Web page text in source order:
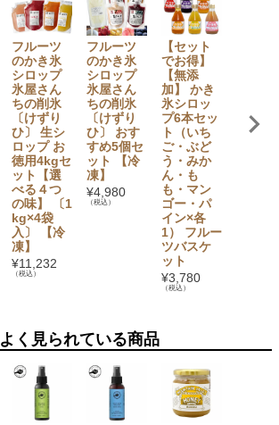
フルーツ
のかき氷
シロップ
氷屋さん
ちの削氷
〔けずり
ひ〕 生シ
ロップ お
徳用4kgセ
ット【選
べる４つ
の味】 〔1
kg×4袋
入〕 【冷
凍】
¥11,232
（税込）
フルーツ
のかき氷
シロップ
氷屋さん
ちの削氷
〔けずり
ひ〕 おす
すめ5個セ
ット 【冷
凍】
¥4,980
（税込）
【セット
でお得】
【無添
加】 かき
氷シロッ
プ6本セッ
ト（いち
ご・ぶど
う・みか
ん・も
も・マン
ゴー・パ
イン×各
1） フルー
ツバスケ
ット
¥3,780
（税込）
イズ
1,265
よく見られている商品